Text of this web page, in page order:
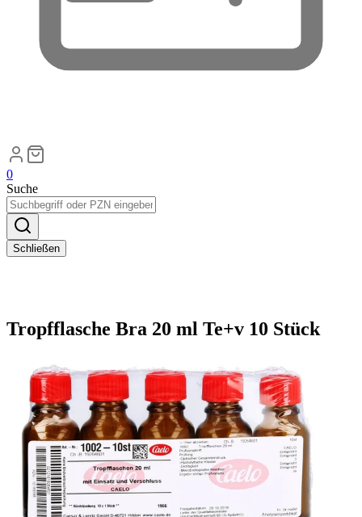
0
Suche
Schließen
Tropfflasche Bra 20 ml Te+v 10 Stück